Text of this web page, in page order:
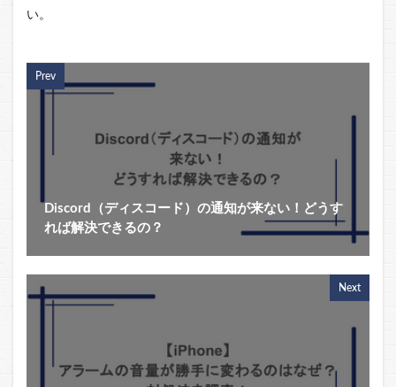
い。
Prev
Discord（ディスコード）の通知が来ない！どうす
れば解決できるの？
Next